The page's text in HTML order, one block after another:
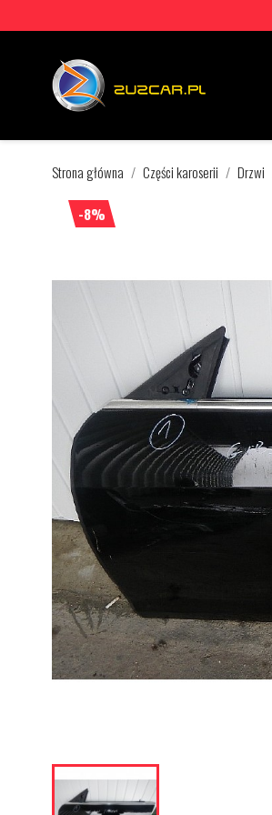
Strona główna Części karoserii Drzwi
-8%